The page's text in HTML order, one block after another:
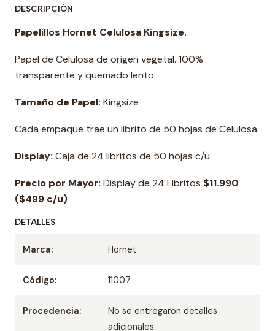
DESCRIPCIÓN
Papelillos Hornet Celulosa Kingsize.
Papel de Celulosa de origen vegetal. 100%
transparente y quemado lento.
Tamaño de Papel: Kingsize
Cada empaque trae un librito de 50 hojas de Celulosa.
Display: Caja de 24 libritos de 50 hojas c/u.
Precio por Mayor:Display de 24 Libritos $11.990
($499 c/u)
DETALLES
Marca: Hornet
Código: 11007
Procedencia:
No se entregaron detalles
adicionales.